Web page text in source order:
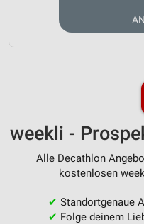
weekli -
Alle Decathlon
kostenlosen
✔ Standortgenaue
✔ Folge deinem